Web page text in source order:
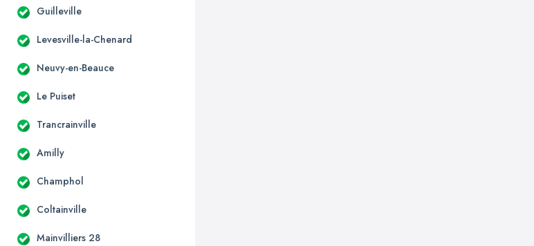
Guilleville
Levesville-la-Chenard
Neuvy-en-Beauce
Le Puiset
Trancrainville
Amilly
Champhol
Coltainville
Mainvilliers 28